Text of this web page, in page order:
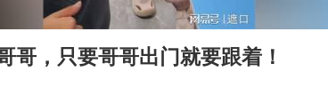
台州《告全体市民书》
辉：到内地拍戏不是北上是回归
哥，只要哥哥出门就要跟着！